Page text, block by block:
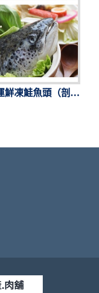
挪威空運鮮凍鮭魚頭（剖半）300-380g